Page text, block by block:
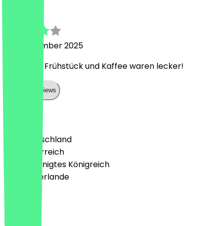
26. September 2025
Sehr nett, Frühstück und Kaffee waren lecker!
Show all reviews
🇩🇪 Deutschland
🇦🇹 Österreich
🇬🇧 Vereinigtes Königreich
🇳🇱 Niederlande
Deutsch